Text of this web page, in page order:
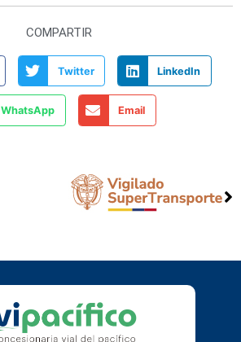
COMPARTIR
Twitter LinkedIn
WhatsApp Email